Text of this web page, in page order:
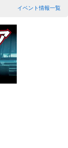
イベント情報一覧